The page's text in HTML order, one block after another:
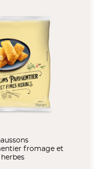
fromage et